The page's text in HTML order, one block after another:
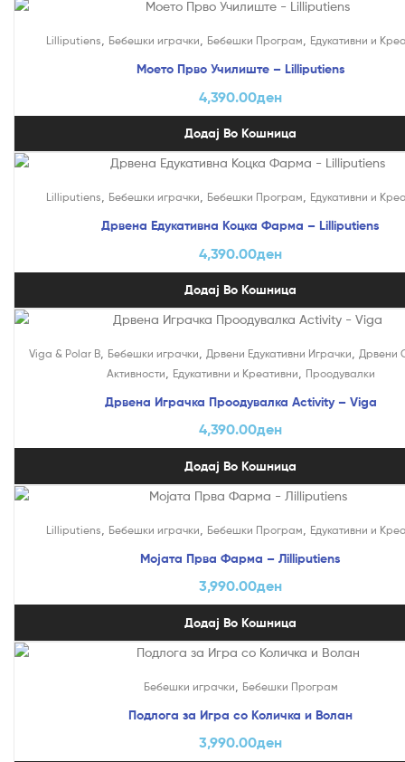
Lilliputiens Бебешки играчки Бебешки Програм Едукативни и
Моето Прво Училиште – Lilliputiens
4,390.00ден
Додај Во Кошница
Lilliputiens Бебешки играчки Бебешки Програм Едукативни и
Дрвена Едукативна Коцка Фарма – Lilliputiens
4,390.00ден
Додај Во Кошница
Viga & Polar B Бебешки играчки Дрвени Едукативни Играчки
Дрвени
Активности
Едукативни и Креативни Проодувалки
Дрвена Играчка Проодувалка Activity – Viga
4,390.00ден
Додај Во Кошница
Lilliputiens Бебешки играчки Бебешки Програм Едукативни и
Мојата Прва Фарма – Лilliputiens
3,990.00ден
Додај Во Кошница
Бебешки играчки Бебешки Програм
Подлога за Игра со Количка и Волан
3,990.00ден